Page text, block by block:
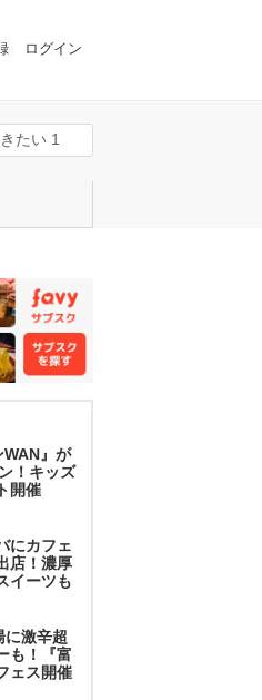
ログイン
たい 1
』が
！キッズ
開催
にカフェ
店！濃厚
イーツも
に激辛超
も！『富
ェス開催